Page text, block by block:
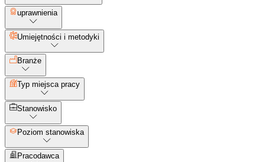
uprawnienia
Umiejętności i metodyki
Branże
Typ miejsca pracy
Stanowisko
Poziom stanowiska
Pracodawca